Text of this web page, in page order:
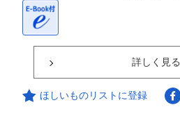
詳しく見る
ほしいものリストに登録